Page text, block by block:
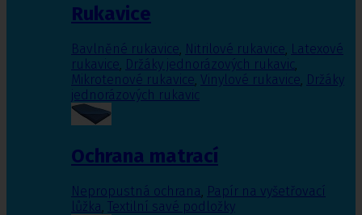
Rukavice
Bavlněné rukavice, Nitrilové rukavice, Latexové
rukavice, Držáky jednorázových rukavic,
Mikrotenové rukavice, Vinylové rukavice, Držáky
jednorázových rukavic
Ochrana matrací
Nepropustná ochrana, Papír na vyšetřovací
lůžka, Textilní savé podložky